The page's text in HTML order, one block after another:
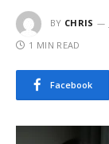
BY CHRIS
1 MIN READ
Facebook